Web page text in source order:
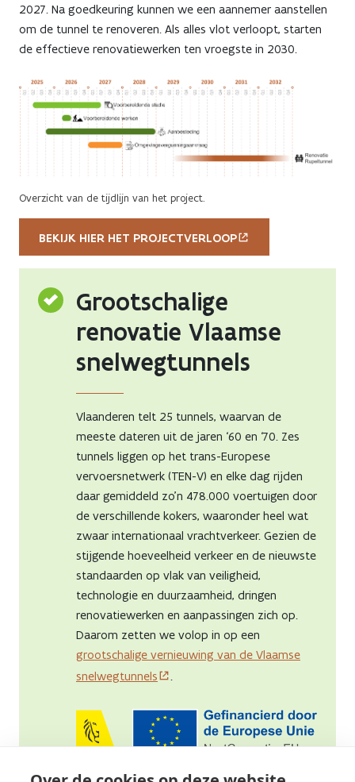
2027. Na goedkeuring kunnen we een aannemer aanstellen
om de tunnel te renoveren. Als alles vlot verloopt, starten
de effectieve renovatiewerken ten vroegste in 2030.
Overzicht van de tijdlijn van het project.
BEKIJK HIER HET PROJECTVERLOOP
Grootschalige
renovatie Vlaamse
snelwegtunnels
Vlaanderen telt 25 tunnels, waarvan de
meeste dateren uit de jaren ‘60 en ‘70. Zes
tunnels liggen op het trans-Europese
vervoersnetwerk (TEN-V) en elke dag rijden
daar gemiddeld zo'n 478.000 voertuigen door
de verschillende kokers, waaronder heel wat
zwaar internationaal vrachtverkeer. Gezien de
stijgende hoeveelheid verkeer en de nieuwste
standaarden op vlak van veiligheid,
technologie en duurzaamheid, dringen
renovatiewerken en aanpassingen zich op.
Daarom zetten we volop in op een
grootschalige vernieuwing van de Vlaamse
snelwegtunnels
.